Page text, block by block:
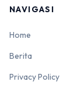
NAVIGASI
Home
Berita
Privacy Policy